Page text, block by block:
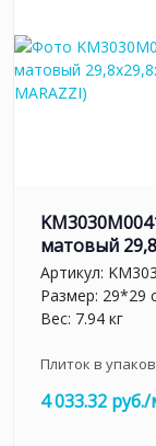
матовый
Артикул:
Размер: 29*29
Вес: 7.94 кг
Плиток в
4 033.32